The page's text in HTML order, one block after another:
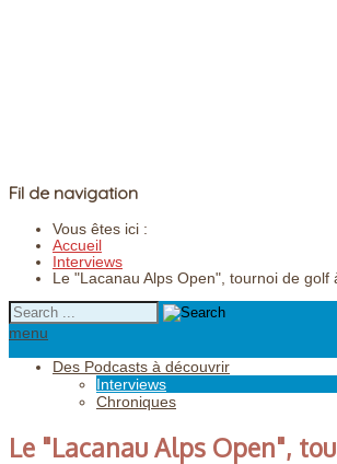
Fil de navigation
Vous êtes ici :
Accueil
Interviews
Le "Lacanau Alps Open", tournoi de
menu
Des Podcasts à découvrir
Interviews
Chroniques
Le "Lacanau Alps Open",